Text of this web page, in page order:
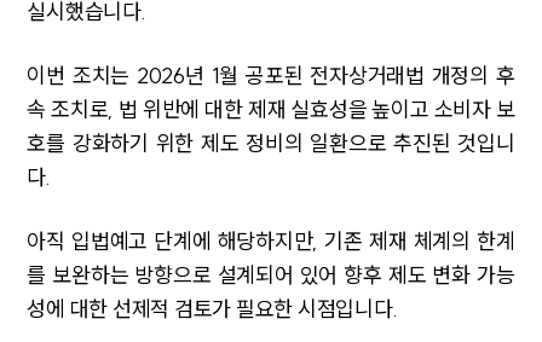
실시했습니다.
이번 조치는 2026년 1월 공포된 전자상거래법 개정의 후
속 조치로, 법 위반에 대한 제재 실효성을 높이고 소비자 보
호를 강화하기 위한 제도 정비의 일환으로 추진된 것입니
다.
아직 입법예고 단계에 해당하지만, 기존 제재 체계의 한계
를 보완하는 방향으로 설계되어 있어 향후 제도 변화 가능
성에 대한 선제적 검토가 필요한 시점입니다.